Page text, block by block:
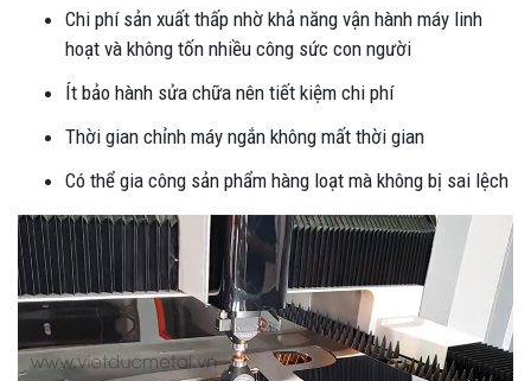
Chi phí sản xuất thấp nhờ khả năng vận hành máy linh
hoạt và không tốn nhiều công sức con người
Ít bảo hành sửa chữa nên tiết kiệm chi phí
Thời gian chỉnh máy ngắn không mất thời gian
Có thể gia công sản phẩm hàng loạt mà không bị sai lệch